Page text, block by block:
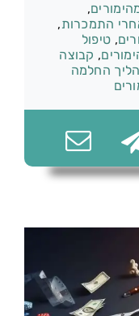
,
התמכרות,
, טיפול
, קבוצה
החלמה